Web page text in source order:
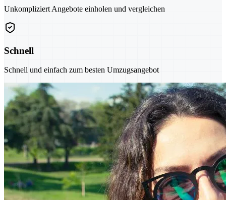
Unkompliziert Angebote einholen und vergleichen
Schnell
Schnell und einfach zum besten Umzugsangebot